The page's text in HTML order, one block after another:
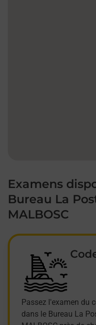
Examens
Bureau La
MALBOSC
Passez l'examen du
dans le Bureau La